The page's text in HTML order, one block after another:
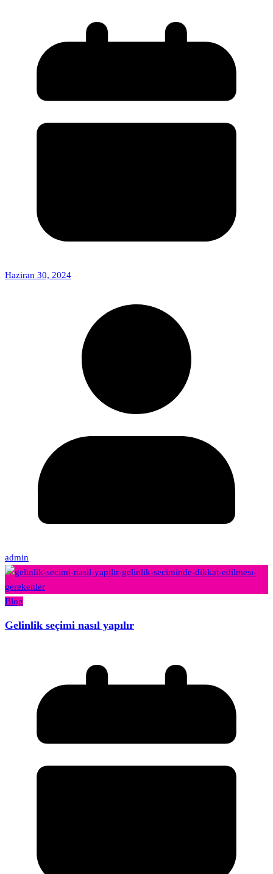
Haziran 30, 2024
admin
Blog
Gelinlik seçimi nasıl yapılır